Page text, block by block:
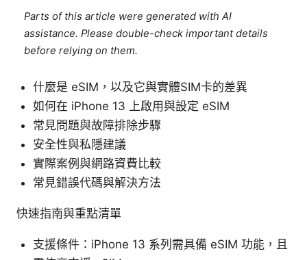
Parts of this article were generated with AI
assistance. Please double-check important details
before relying on them.
什麼是 eSIM，以及它與實體SIM卡的差異
如何在 iPhone 13 上啟用與設定 eSIM
常見問題與故障排除步驟
安全性與私隱建議
實際案例與網路資費比較
常見錯誤代碼與解決方法
快速指南與重點清單
支援條件：iPhone 13 系列需具備 eSIM 功能，且